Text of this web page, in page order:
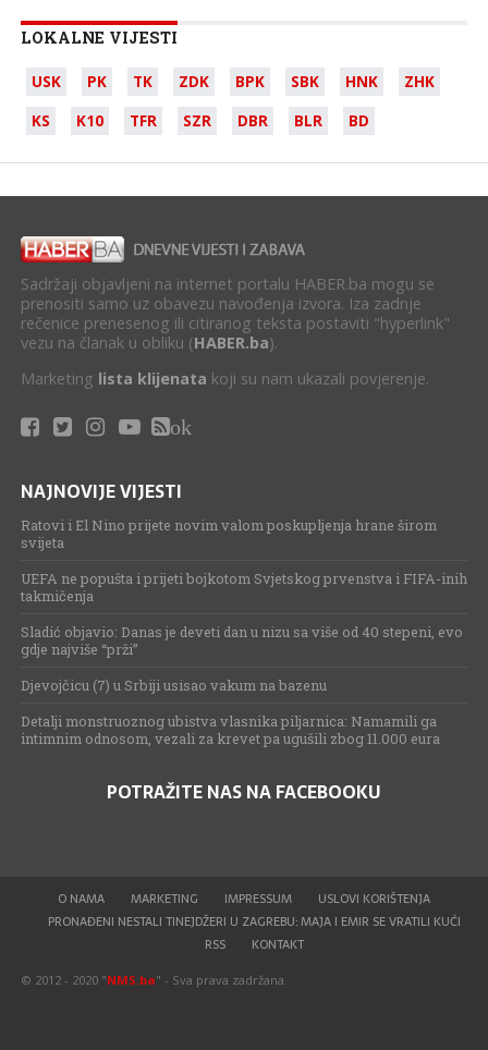
LOKALNE VIJESTI
USK PK TK ZDK BPK SBK HNK
ZHK
KS
K10 TFR SZR DBR BLR BD
Sadržaji objavljeni na internet portalu HABER.ba mogu se
prenositi samo uz obavezu navođenja izvora. Iza zadnje
rečenice prenesenog ili citiranog teksta postaviti "hyperlink"
vezu na članak u obliku (HABER.ba).
Marketing lista klijenata koji su nam ukazali povjerenje.
ok
NAJNOVIJE VIJESTI
Ratovi i El Nino prijete novim valom poskupljenja hrane širom
svijeta
UEFA ne popušta i prijeti bojkotom Svjetskog prvenstva i FIFA-inih
takmičenja
Sladić objavio: Danas je deveti dan u nizu sa više od 40 stepeni, evo
gdje najviše “prži”
Djevojčicu (7) u Srbiji usisao vakum na bazenu
Detalji monstruoznog ubistva vlasnika piljarnica: Namamili ga
intimnim odnosom, vezali za krevet pa ugušili zbog 11.000 eura
POTRAŽITE NAS NA FACEBOOKU
O NAMA MARKETING IMPRESSUM
USLOVI KORIŠTENJA
PRONAĐENI NESTALI TINEJDŽERI U ZAGREBU: MAJA I EMIR SE VRATILI KUĆI
RSS
KONTAKT
© 2012 - 2020 "NMS.ba" - Sva prava zadržana.